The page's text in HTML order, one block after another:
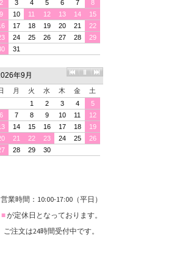
営業時間：10:00-17:00（平日）
■が定休日となっております。
ご注文は24時間受付中です。